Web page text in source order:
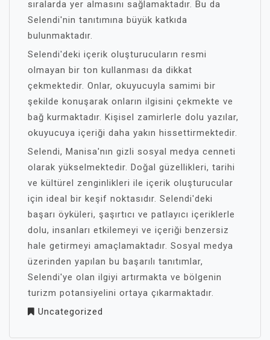
sıralarda yer almasını sağlamaktadır. Bu da
Selendi'nin tanıtımına büyük katkıda
bulunmaktadır.
Selendi'deki içerik oluşturucuların resmi
olmayan bir ton kullanması da dikkat
çekmektedir. Onlar, okuyucuyla samimi bir
şekilde konuşarak onların ilgisini çekmekte ve
bağ kurmaktadır. Kişisel zamirlerle dolu yazılar,
okuyucuya içeriği daha yakın hissettirmektedir.
Selendi, Manisa'nın gizli sosyal medya cenneti
olarak yükselmektedir. Doğal güzellikleri, tarihi
ve kültürel zenginlikleri ile içerik oluşturucular
için ideal bir keşif noktasıdır. Selendi'deki
başarı öyküleri, şaşırtıcı ve patlayıcı içeriklerle
dolu, insanları etkilemeyi ve içeriği benzersiz
hale getirmeyi amaçlamaktadır. Sosyal medya
üzerinden yapılan bu başarılı tanıtımlar,
Selendi'ye olan ilgiyi artırmakta ve bölgenin
turizm potansiyelini ortaya çıkarmaktadır.
Uncategorized